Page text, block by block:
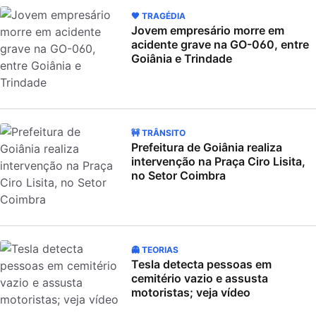
🖤 TRAGÉDIA
Jovem empresário morre em
acidente grave na GO-060, entre
Goiânia e Trindade
🚧 TRÂNSITO
Prefeitura de Goiânia realiza
intervenção na Praça Ciro Lisita,
no Setor Coimbra
👻 TEORIAS
Tesla detecta pessoas em
cemitério vazio e assusta
motoristas; veja vídeo